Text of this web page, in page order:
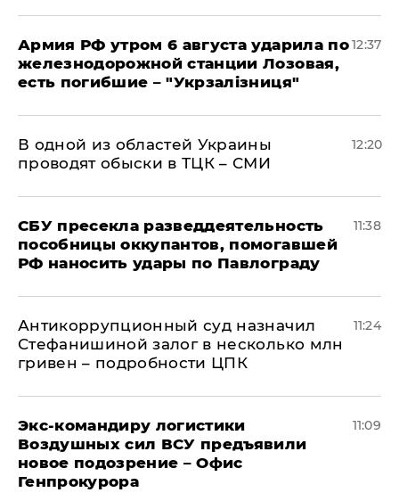
Армия РФ утром 6 августа ударила по
железнодорожной станции Лозовая,
есть погибшие – "Укрзалізниця"
12:37
В одной из областей Украины
проводят обыски в ТЦК – СМИ
12:20
СБУ пресекла разведдеятельность
пособницы оккупантов, помогавшей
РФ наносить удары по Павлограду
11:38
Антикоррупционный суд назначил
Стефанишиной залог в несколько млн
гривен – подробности ЦПК
11:24
Экс-командиру логистики
Воздушных сил ВСУ предъявили
новое подозрение – Офис
Генпрокурора
11:09